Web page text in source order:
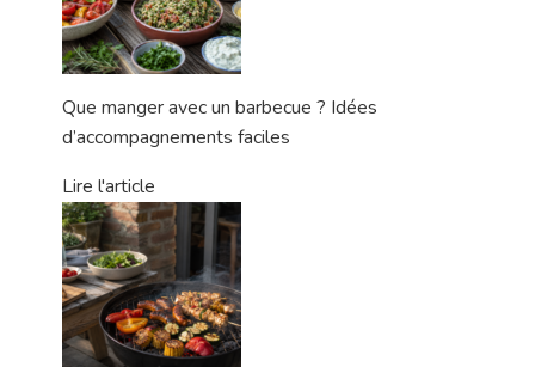
Que manger avec un barbecue ? Idées
d’accompagnements faciles
Lire l'article